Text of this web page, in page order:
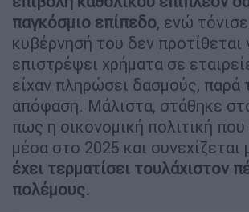
παγκόσμιο επίπεδο, ενώ
κυβέρνησή του δεν προτίθεται
επιστρέψει χρήματα σε
είχαν πληρώσει δασμούς, παρά
απόφαση. Μάλιστα, στάθηκε
πως η οικονομική πολιτική
μέσα στο 2025 και συνεχίζεται
έχει τερματίσει τουλάχιστον
πολέμους.